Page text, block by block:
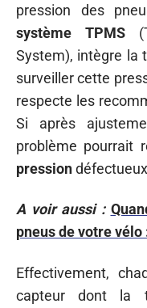
pression des
système TPMS
System), intègre la
surveiller cette
respecte les
Si après
problème pourrait
pression
A voir aussi :
pneus de votre
Effectivement,
capteur dont la